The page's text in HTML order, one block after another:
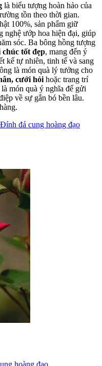
là biểu tượng hoàn hảo của
tồn theo thời gian.
100%, sản phẩm giữ
nghệ ướp hoa hiện đại, giúp
sóc. Ba bông hồng tượng
tốt đẹp, mang đến ý
kế tự nhiên, tinh tế và sang
là món quà lý tưởng cho
cưới hỏi hoặc trang trí
món quà ý nghĩa để gửi
về sự gắn bó bền lâu.
đá cung hoàng đạo